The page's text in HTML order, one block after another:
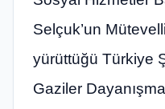
Selçuk’un
yürüttüğü Türkiye
Gaziler